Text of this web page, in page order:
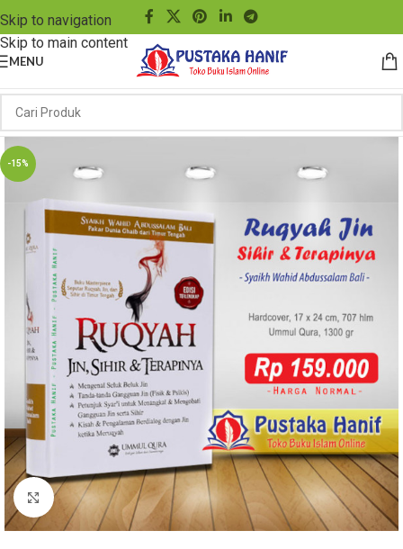
Skip to navigation
Skip to main content
MENU
-15%
Click to enlarge